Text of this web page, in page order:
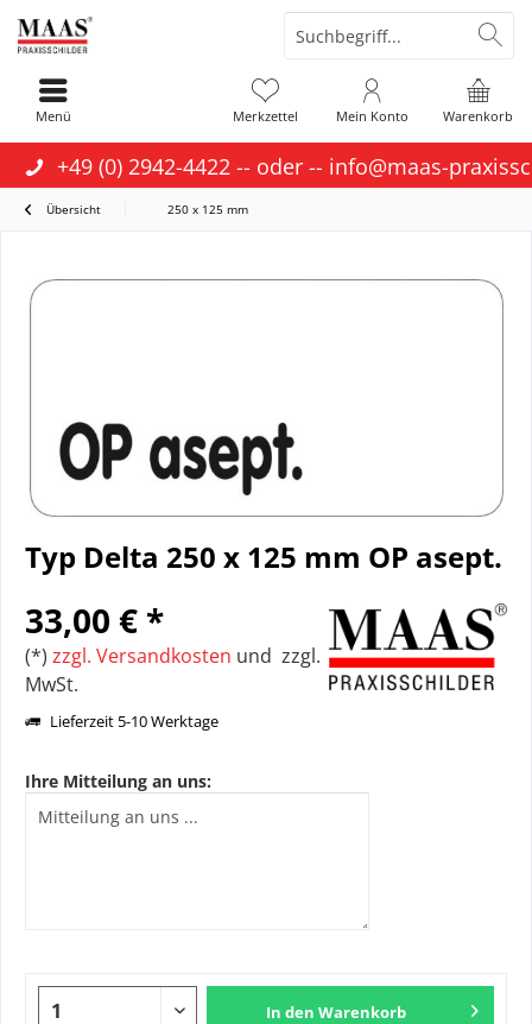
+49 (0) 2942-4422 -- oder -- info@maas-
Warenkorb
Merkzettel Mein Konto
Menü
Übersicht 250 x 125 mm
Typ Delta 250 x 125 mm OP asept.
33,00 € *
(*) zzgl. Versandkosten und zzgl.
MwSt.
Lieferzeit 5-10 Werktage
Ihre Mitteilung an uns:
In den Warenkorb